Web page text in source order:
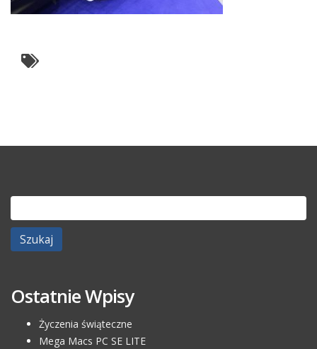
Szukaj:
Ostatnie Wpisy
Życzenia świąteczne
Mega Macs PC SE LITE